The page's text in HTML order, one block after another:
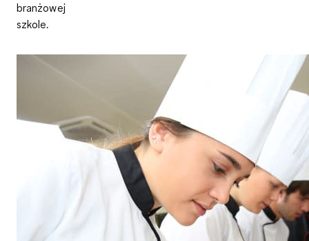
branżowej
szkole.